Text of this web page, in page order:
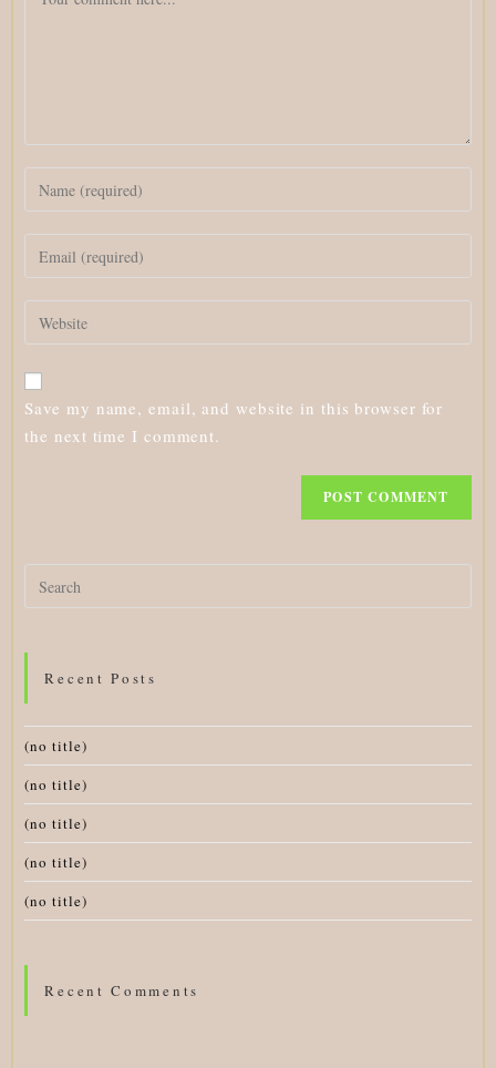
name
or
username
to
comment
email
address
to
comment
URL
(optional)
Save my name, email, and website in this browser for
the next time I comment.
Recent Posts
(no title)
(no title)
(no title)
(no title)
(no title)
Recent Comments